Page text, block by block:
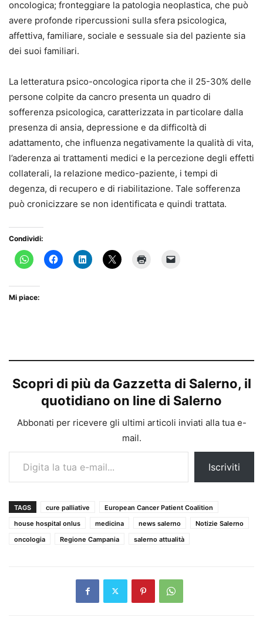
oncologica; fronteggiare la patologia neoplastica, che può
avere profonde ripercussioni sulla sfera psicologica,
affettiva, familiare, sociale e sessuale sia del paziente sia
dei suoi familiari.
La letteratura psico-oncologica riporta che il 25-30% delle
persone colpite da cancro presenta un quadro di
sofferenza psicologica, caratterizzata in particolare dalla
presenza di ansia, depressione e da difficoltà di
adattamento, che influenza negativamente la qualità di vita,
l’aderenza ai trattamenti medici e la percezione degli effetti
collaterali, la relazione medico-paziente, i tempi di
degenza, di recupero e di riabilitazione. Tale sofferenza
può cronicizzare se non identificata e quindi trattata.
Condividi:
Mi piace:
Scopri di più da Gazzetta di Salerno, il
quotidiano on line di Salerno
Abbonati per ricevere gli ultimi articoli inviati alla tua e-
mail.
Digita la tua e-mail...
Iscriviti
TAGS cure palliative
European Cancer Patient Coalition
house hospital onlus
medicina news salerno
Notizie Salerno
oncologia
Regione Campania salerno attualità